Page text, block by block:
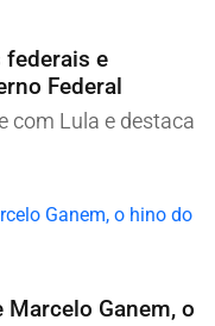
federais e
Federal
com Lula e destaca
Ganem, o